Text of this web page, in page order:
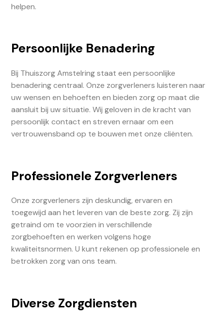
helpen.
Persoonlijke Benadering
Bij Thuiszorg Amstelring staat een persoonlijke
benadering centraal. Onze zorgverleners luisteren naar
uw wensen en behoeften en bieden zorg op maat die
aansluit bij uw situatie. Wij geloven in de kracht van
persoonlijk contact en streven ernaar om een
vertrouwensband op te bouwen met onze cliënten.
Professionele Zorgverleners
Onze zorgverleners zijn deskundig, ervaren en
toegewijd aan het leveren van de beste zorg. Zij zijn
getraind om te voorzien in verschillende
zorgbehoeften en werken volgens hoge
kwaliteitsnormen. U kunt rekenen op professionele en
betrokken zorg van ons team.
Diverse Zorgdiensten